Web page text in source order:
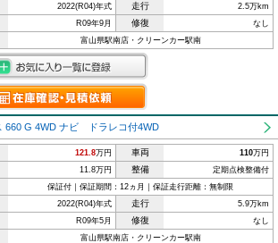
2022(R04)年式 走行 2.5万km
R09年9月 修復 なし
富山県駅南店・クリーンカー駅南
660 G 4WD ナビ ドラレコ付4WD
121.8万円 車両 110万円
11.8万円 整備 定期点検整備付
保証付｜保証期間：12ヵ月｜保証走行距離：無制限
2022(R04)年式 走行 5.9万km
R09年5月 修復 なし
富山県駅南店・クリーンカー駅南